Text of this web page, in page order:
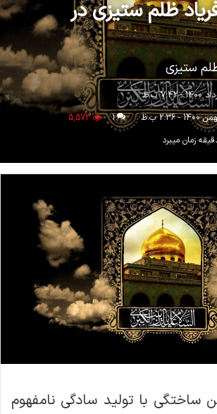
ظلم ستیزی در
ستیزی
1
5,573
ساختگی با تولید سادگی نامفهوم